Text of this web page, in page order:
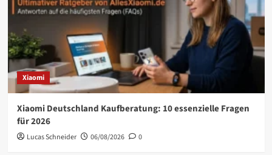
Xiaomi
Xiaomi Deutschland Kaufberatung: 10 essenzielle Fragen
für 2026
Lucas Schneider 06/08/2026 0